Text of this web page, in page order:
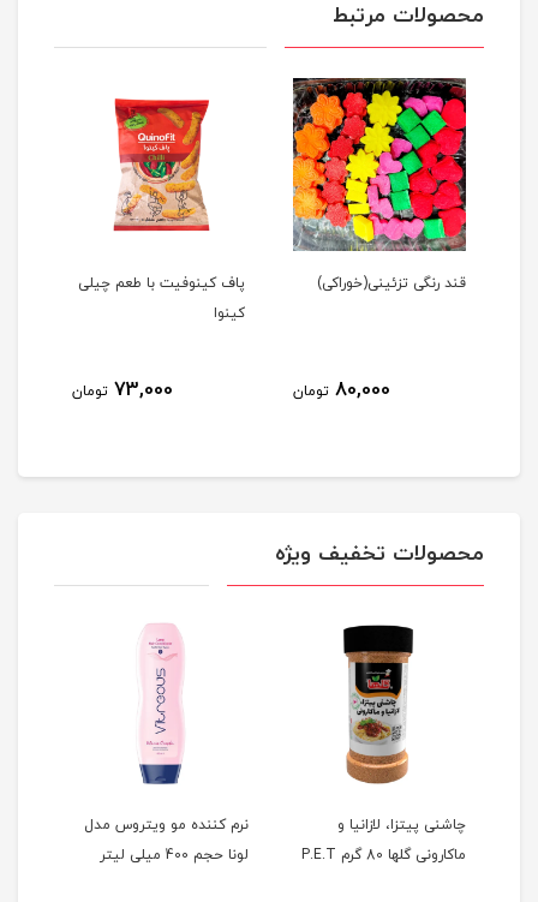
محصولات مرتبط
قند رنگی تزئینی(خوراکی)
80,000 تومان
پاف کینوفیت با طعم چیلی
کینوا
73,000 تومان
محصولات تخفیف ویژه
چاشنی پیتزا، لازانیا و
ماکارونی گلها 80 گرم P.E.T
نرم کننده مو ویتروس مدل
لونا حجم 400 میلی لیتر